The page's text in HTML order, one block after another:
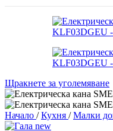
Щракнете за уголемяване
Начало / Кухня / Малки